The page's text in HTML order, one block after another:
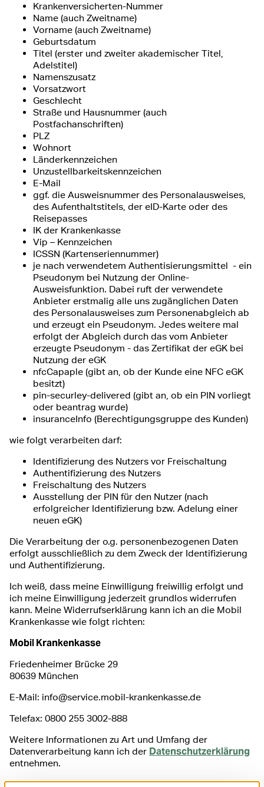
Krankenversicherten-Nummer
Name (auch Zweitname)
Vorname (auch Zweitname)
Geburtsdatum
Titel (erster und zweiter akademischer Titel,
Adelstitel)
Namenszusatz
Vorsatzwort
Geschlecht
Straße und Hausnummer (auch
Postfachanschriften)
PLZ
Wohnort
Länderkennzeichen
Unzustellbarkeitskennzeichen
E-Mail
ggf. die Ausweisnummer des Personalausweises,
des Aufenthaltstitels, der eID-Karte oder des
Reisepasses
IK der Krankenkasse
Vip – Kennzeichen
ICSSN (Kartenseriennummer)
je nach verwendetem Authentisierungsmittel - ein
Pseudonym bei Nutzung der Online-
Ausweisfunktion. Dabei ruft der verwendete
Anbieter erstmalig alle uns zugänglichen Daten
des Personalausweises zum Personenabgleich ab
und erzeugt ein Pseudonym. Jedes weitere mal
erfolgt der Abgleich durch das vom Anbieter
erzeugte Pseudonym - das Zertifikat der eGK bei
Nutzung der eGK
nfcCapaple (gibt an, ob der Kunde eine NFC eGK
besitzt)
pin-securley-delivered (gibt an, ob ein PIN vorliegt
oder beantrag wurde)
insuranceInfo (Berechtigungsgruppe des Kunden)
wie folgt verarbeiten darf:
Identifizierung des Nutzers vor Freischaltung
Authentifizierung des Nutzers
Freischaltung des Nutzers
Ausstellung der PIN für den Nutzer (nach
erfolgreicher Identifizierung bzw. Adelung einer
neuen eGK)
Die Verarbeitung der o.g. personenbezogenen Daten
erfolgt ausschließlich zu dem Zweck der Identifizierung
und Authentifizierung.
Ich weiß, dass meine Einwilligung freiwillig erfolgt und
ich meine Einwilligung jederzeit grundlos widerrufen
kann. Meine Widerrufserklärung kann ich an die Mobil
Krankenkasse wie folgt richten:
Mobil Krankenkasse
Friedenheimer Brücke 29
80639 München
E-Mail: info@service.mobil-krankenkasse.de
Telefax: 0800 255 3002-888
Weitere Informationen zu Art und Umfang der
Datenverarbeitung kann ich der Datenschutzerklärung
entnehmen.